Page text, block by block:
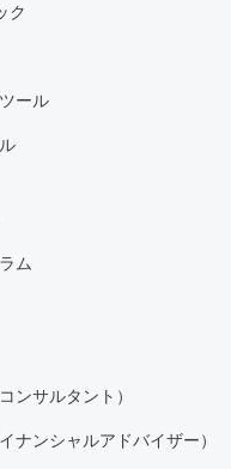
ク
ール
ム
ンサルタント）
ナンシャルアドバイザー）